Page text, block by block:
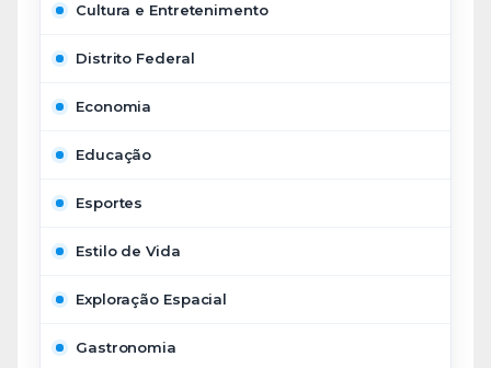
Cultura e Entretenimento
Distrito Federal
Economia
Educação
Esportes
Estilo de Vida
Exploração Espacial
Gastronomia